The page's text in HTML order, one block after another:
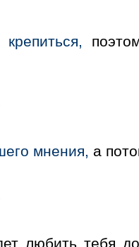
мнения, а
любить тебя